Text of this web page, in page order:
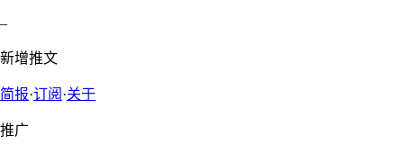
–
新增推文
简报·订阅 ·关于
推广